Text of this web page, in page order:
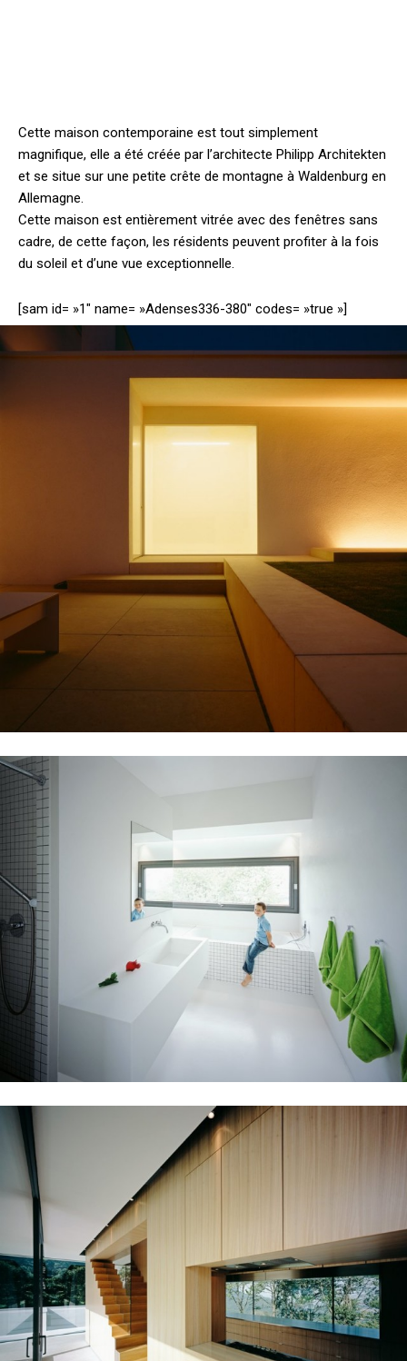
Cette maison contemporaine est tout simplement
magnifique, elle a été créée par l’architecte Philipp Architekten
et se situe sur une petite crête de montagne à Waldenburg en
Allemagne.
Cette maison est entièrement vitrée avec des fenêtres sans
cadre, de cette façon, les résidents peuvent profiter à la fois
du soleil et d’une vue exceptionnelle.
[sam id= »1″ name= »Adenses336-380″ codes= »true »]